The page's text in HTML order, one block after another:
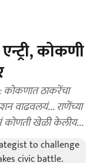
कोकणी
ठाकरेंचा
वाढवलयं... राणेंच्या
कोणती खेळी केलीय...